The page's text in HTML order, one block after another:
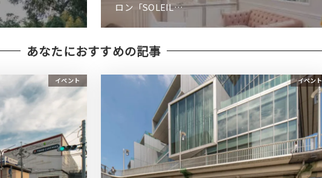
ロン「SOLEIL…
あなたにおすすめの記事
イベント イベント